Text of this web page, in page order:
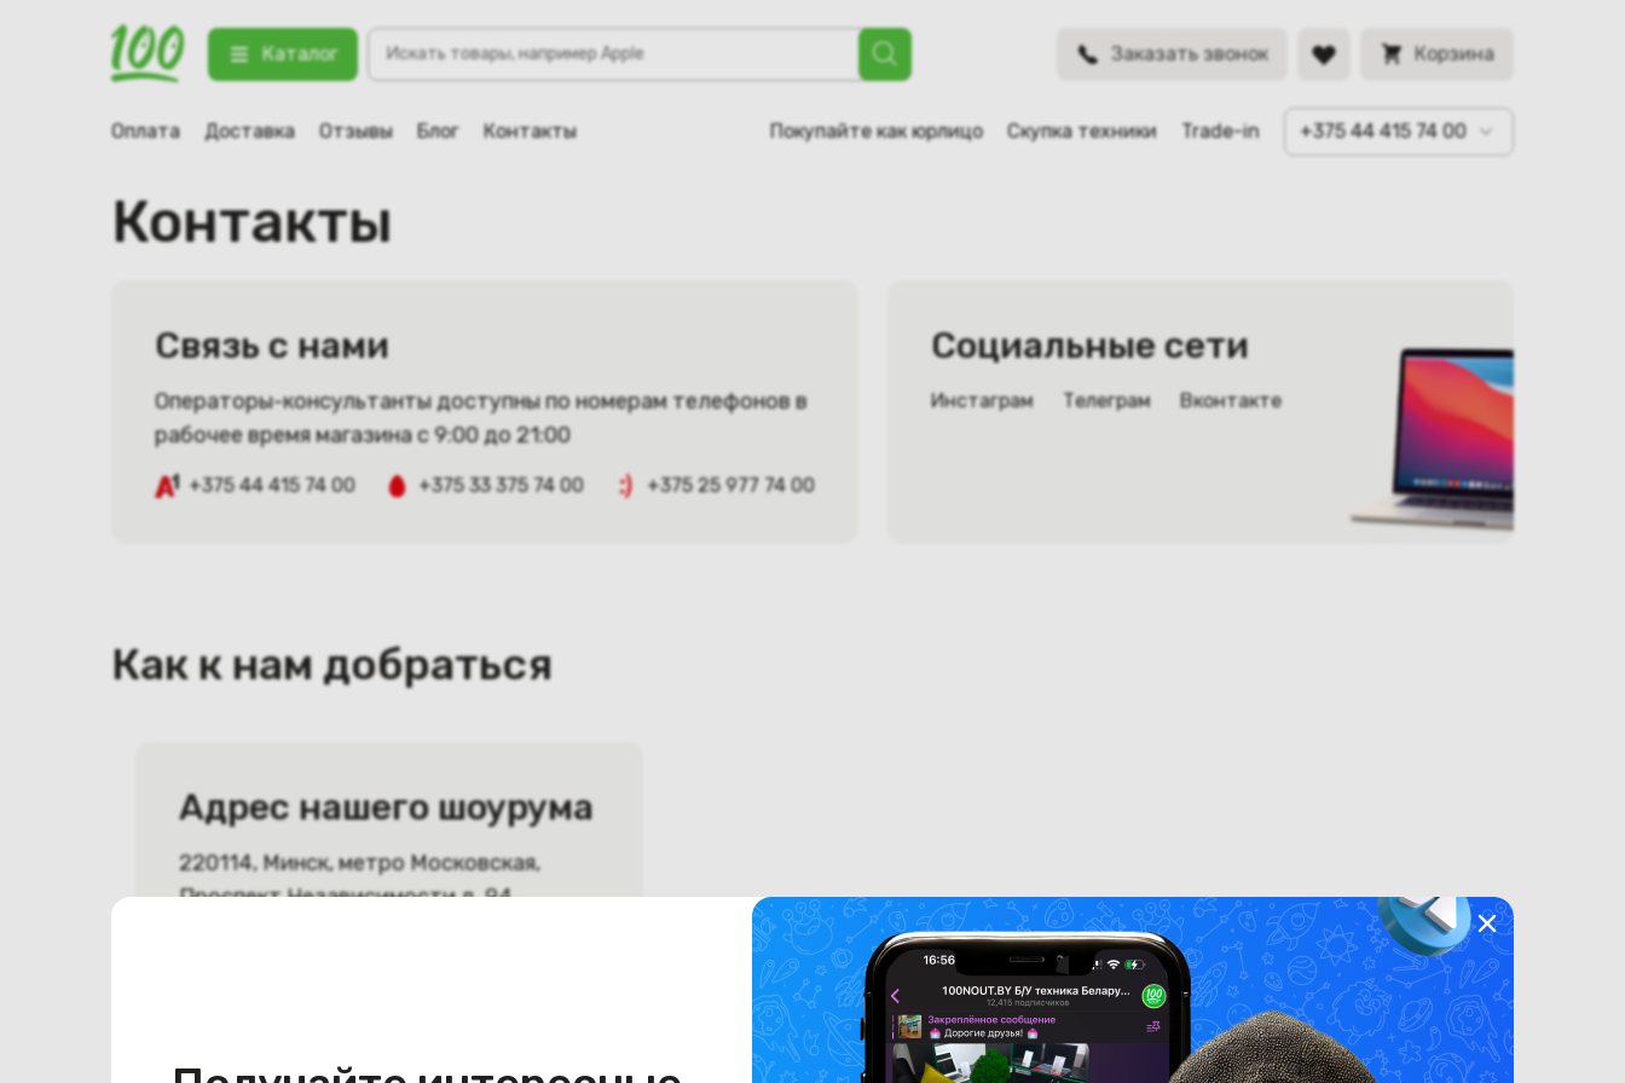
Каталог
товаров
Заказать звонок Корзина
Оплата Доставка Отзывы Блог Контакты Покупайте как юрлицо Скупка техники Trade-in +375 44 415 74 00
Контакты
Связь с нами
Операторы-консультанты доступны по номерам телефонов в
рабочее время магазина с 9:00 до 21:00
+375 44 415 74 00 +375 33 375 74 00 +375 25 977 74 00
Социальные сети
Инстаграм Телеграм Вконтакте
Как к нам добраться
Адрес нашего шоурума
220114, Минск, метро Московская,
Проспект Независимости д. 94